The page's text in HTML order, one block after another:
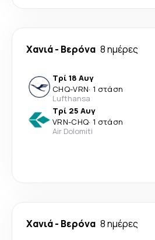
Χανιά- Βερόνα 8 ημέρες
Τρί 18 Αυγ
CHQ-VRN· 1 στάση
Lufthansa
Τρί 25 Αυγ
VRN-CHQ· 1 στάση
Air Dolomiti
Χανιά- Βερόνα 8 ημέρες